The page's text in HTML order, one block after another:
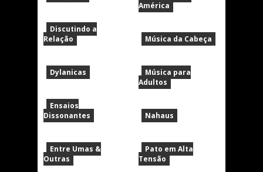
Discutindo a
Relação
Dylanicas
Ensaios
Dissonantes
Entre Umas &
Outras
América
Música da Cabeça
Música para
Adultos
Nahaus
Pato em Alta
Tensão